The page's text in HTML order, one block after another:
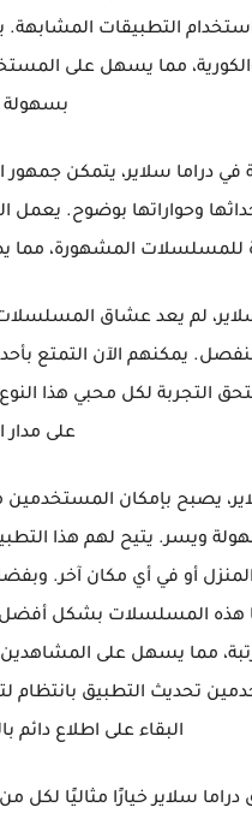
التطبيقات
مما يسهل على
في دراما سلاير، يتمكن جمهور
وحواراتها بوضوح.
للمسلسلات المشهورة،
لم يعد عشاق المسلسلات
يمكنهم الآن التمتع
التجربة لكل محبي هذا
على مدار
يصبح بإمكان المستخدمين
ويسر. يتيح لهم هذا
المنزل أو في أي مكان آخر.
هذه المسلسلات بشكل
مما يسهل على
تحديث التطبيق بانتظام
البقاء على اطلاع دائم
دراما سلاير خيارًا مثاليًا